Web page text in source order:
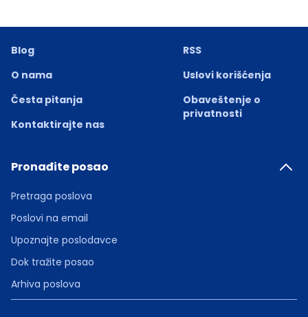
Blog
O nama
Česta pitanja
Kontaktirajte nas
RSS
Uslovi korišćenja
Obaveštenje o
privatnosti
Pronađite posao
Pretraga poslova
Poslovi na email
Upoznajte poslodavce
Dok tražite posao
Arhiva poslova